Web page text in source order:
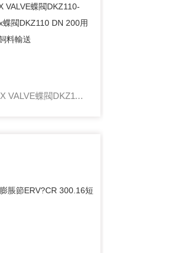
WAREX VALVE蝶閥DKZ110-150Warex蝶閥DKZ110 DN 200用于糧食與飼料輸送